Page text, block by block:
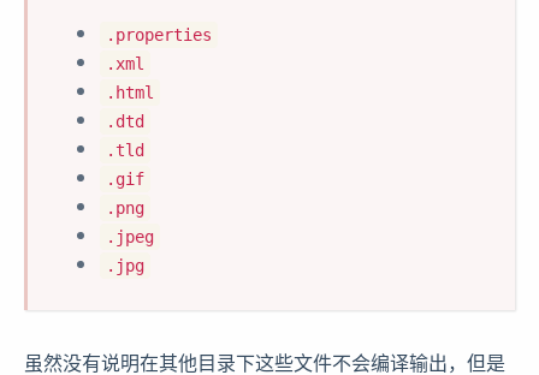
.properties
.xml
.html
.dtd
.tld
.gif
.png
.jpeg
.jpg
虽然没有说明在其他目录下这些文件不会编译输出，但是